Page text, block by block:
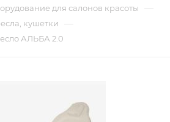
для салонов красоты —
кушетки —
АЛЬБА 2.0